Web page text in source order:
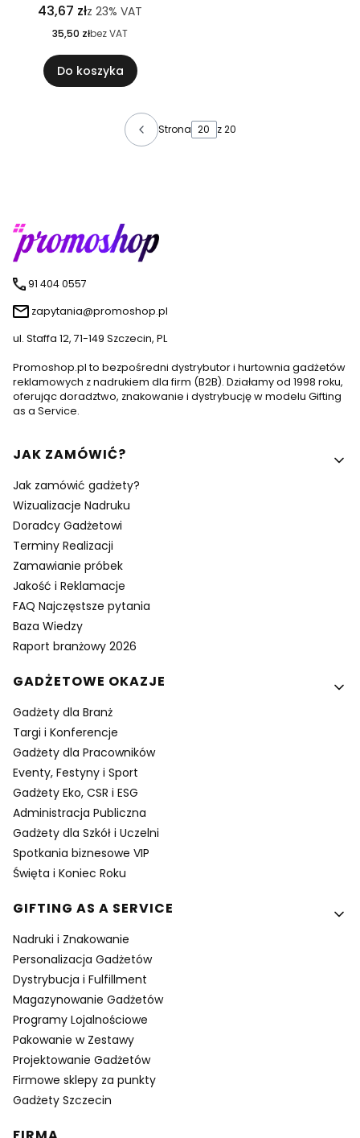
43,67 złz 23% VAT
35,50 złbez VAT
Do koszyka
Strona z 20
91 404 0557
zapytania@promoshop.pl
ul. Staffa 12, 71-149 Szczecin, PL
Promoshop.pl to bezpośredni dystrybutor i hurtownia gadżetów
reklamowych z nadrukiem dla firm (B2B). Działamy od 1998 roku,
oferując doradztwo, znakowanie i dystrybucję w modelu Gifting
as a Service.
Linki w stopce
JAK ZAMÓWIĆ?
Jak zamówić gadżety?
Wizualizacje Nadruku
Doradcy Gadżetowi
Terminy Realizacji
Zamawianie próbek
Jakość i Reklamacje
FAQ Najczęstsze pytania
Baza Wiedzy
Raport branżowy 2026
GADŻETOWE OKAZJE
Gadżety dla Branż
Targi i Konferencje
Gadżety dla Pracowników
Eventy, Festyny i Sport
Gadżety Eko, CSR i ESG
Administracja Publiczna
Gadżety dla Szkół i Uczelni
Spotkania biznesowe VIP
Święta i Koniec Roku
GIFTING AS A SERVICE
Nadruki i Znakowanie
Personalizacja Gadżetów
Dystrybucja i Fulfillment
Magazynowanie Gadżetów
Programy Lojalnościowe
Pakowanie w Zestawy
Projektowanie Gadżetów
Firmowe sklepy za punkty
Gadżety Szczecin